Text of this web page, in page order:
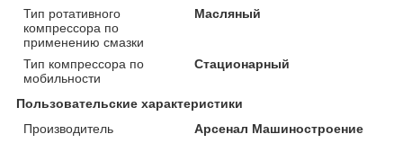
Тип ротативного
компрессора по
применению смазки
Масляный
Тип компрессора по
мобильности
Стационарный
Пользовательские характеристики
Производитель
Арсенал Машиностроение